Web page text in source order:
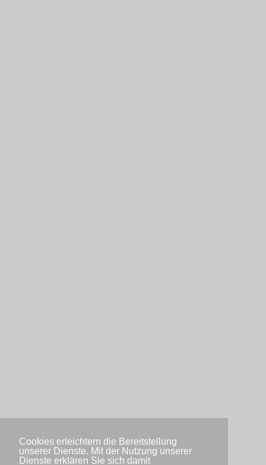
Cookies erleichtern die Bereitstellung
unserer Dienste. Mit der Nutzung unserer
Dienste erklären Sie sich damit